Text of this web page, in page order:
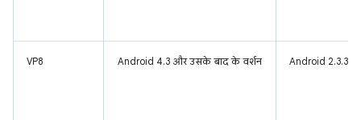
VP8 Android 4.3 और उसके बाद के वर्शन Android 2.3.3